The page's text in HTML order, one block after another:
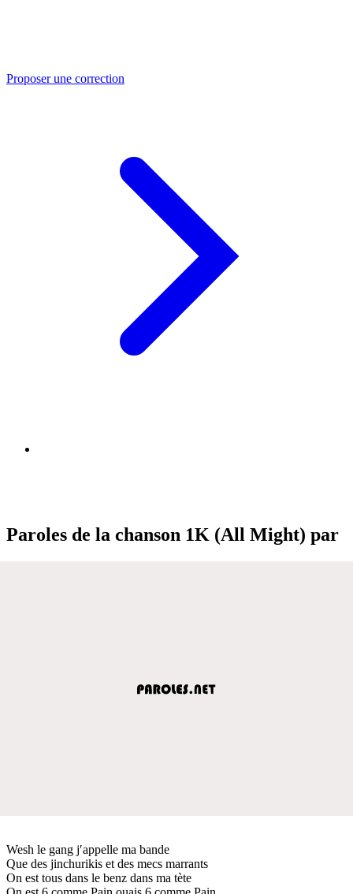
Proposer une correction
Paroles de la chanson 1K (All Might) par
Wesh le gang j′appelle ma bande
Que des jinchurikis et des mecs marrants
On est tous dans le benz dans ma tète